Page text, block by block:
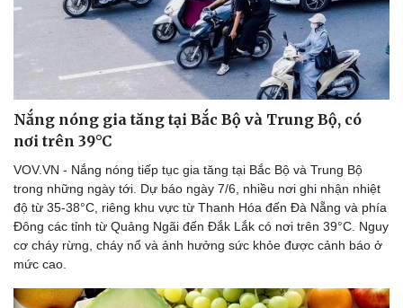
Nắng nóng gia tăng tại Bắc Bộ và Trung Bộ, có
nơi trên 39°C
VOV.VN - Nắng nóng tiếp tục gia tăng tại Bắc Bộ và Trung Bộ
trong những ngày tới. Dự báo ngày 7/6, nhiều nơi ghi nhận nhiệt
độ từ 35-38°C, riêng khu vực từ Thanh Hóa đến Đà Nẵng và phía
Đông các tỉnh từ Quảng Ngãi đến Đắk Lắk có nơi trên 39°C. Nguy
cơ cháy rừng, cháy nổ và ảnh hưởng sức khỏe được cảnh báo ở
mức cao.